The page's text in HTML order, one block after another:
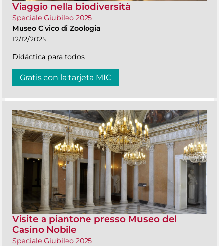
Viaggio nella biodiversità
Speciale Giubileo 2025
Museo Civico di Zoologia
12/12/2025
Didáctica para todos
Gratis con la tarjeta MIC
Visite a piantone presso Museo del
Casino Nobile
Speciale Giubileo 2025